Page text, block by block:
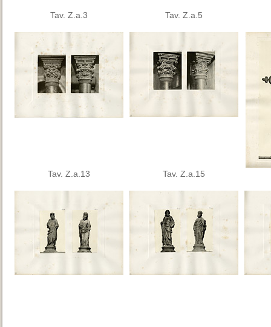
Tav. Z.a.3 Tav. Z.a.5
Tav. Z.a.13 Tav. Z.a.15